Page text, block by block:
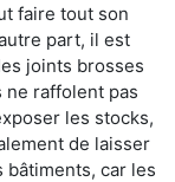
faire tout son
part, il est
joints brosses
raffolent pas
les stocks,
de laisser
bâtiments, car les